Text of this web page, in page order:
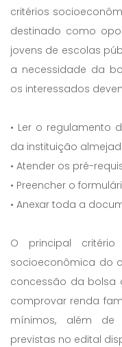
critérios
destinado como
jovens de escolas
a necessidade da
os interessados
• Ler o regulamento
da instituição
• Atender os pré-
• Preencher o
• Anexar toda a
O principal
socioeconômica do
concessão da bolsa
comprovar renda
mínimos, além de
previstas no edital